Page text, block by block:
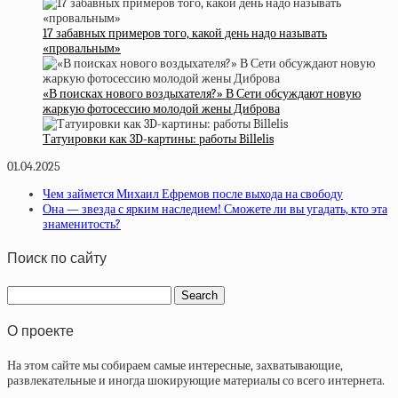
17 забавных примеров того, какой день надо называть
«провальным»
«В поисках нового воздыхателя?» В Сети обсуждают новую
жаркую фотосессию молодой жены Диброва
Татуировки как 3D-картины: работы Billelis
01.04.2025
Чем займется Михаил Ефремов после выхода на свободу
Она — звезда с ярким наследием! Сможете ли вы угадать, кто эта
знаменитость?
Поиск по сайту
О проекте
На этом сайте мы собираем самые интересные, захватывающие,
развлекательные и иногда шокирующие материалы со всего интернета.